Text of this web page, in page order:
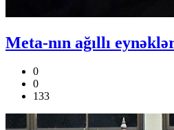
Meta-nın ağıllı
0
0
133